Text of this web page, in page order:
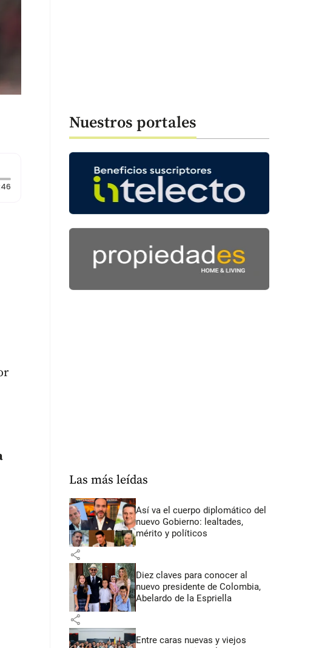
Duración: 46 segundos
Nuestros portales
Las más leídas
Así va el cuerpo diplomático del
nuevo Gobierno: lealtades,
mérito y políticos
share
Diez claves para conocer al
nuevo presidente de Colombia,
Abelardo de la Espriella
share
Entre caras nuevas y viejos